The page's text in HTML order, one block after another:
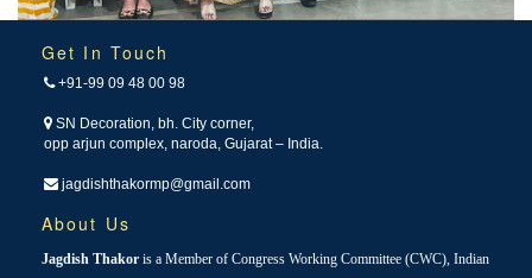
Get In Touch
+91-99 09 48 00 98
SN Decoration, bh. City corner,
opp arjun complex, naroda, Gujarat – India.
jagdishthakormp@gmail.com
About Us
Jagdish Thakor is a Member of Congress Working Committee (CWC), Indian